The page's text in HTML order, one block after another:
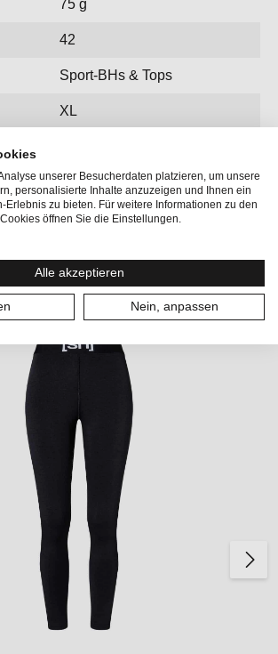
75 g
42
Sport-BHs & Tops
XL
unserer Besucherdaten platzieren, um unsere
personalisierte Inhalte anzuzeigen und Ihnen ein
Erlebnis zu bieten. Für weitere Informationen zu den
öffnen Sie die Einstellungen.
Alle akzeptieren
Nein, anpassen